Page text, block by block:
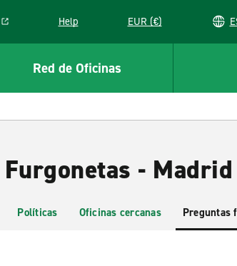
in a new window
Help EUR (€)
Red de Oficinas
-
Políticas Oficinas cercanas Preguntas